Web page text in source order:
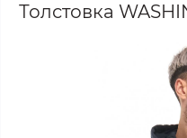
Толстовка